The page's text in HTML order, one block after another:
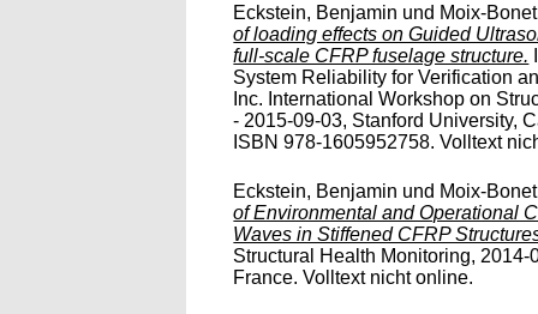
Eckstein, Benjamin und Moix-
of loading effects on Guided
full-scale CFRP fuselage structure.
System Reliability for Verification
Inc. International Workshop on
- 2015-09-03, Stanford University,
ISBN 978-1605952758. Volltext
Eckstein, Benjamin und Moix-
of Environmental and Operational
Waves in Stiffened CFRP
Structural Health Monitoring,
France. Volltext nicht online.